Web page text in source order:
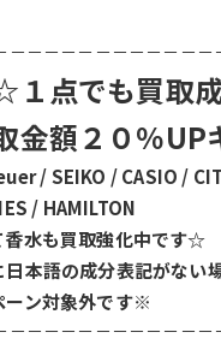
－－－－－－－－－－－
１点でも買取
金額２０％UP
/ SEIKO / CASIO /
/ HAMILTON
水も買取強化中です☆
本語の成分表記がない
ン対象外です※
－－－－－－－－－－－